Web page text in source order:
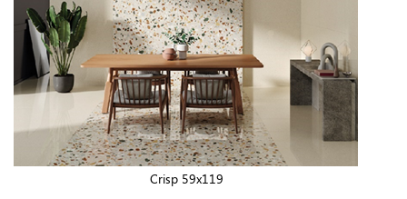
Crisp 59x119